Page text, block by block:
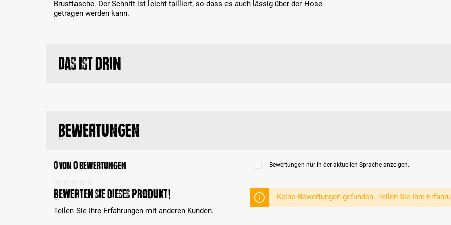
Brusttasche. Der Schnitt ist leicht tailliert, so dass es auch lässig über der Hose
getragen werden kann.
Das ist drin
Bewertungen
0 von 0 Bewertungen
Durchschnittliche Bewertung 0 von 5 Sternen
Bewerten Sie dieses Produkt!
Teilen Sie Ihre Erfahrungen mit anderen Kunden.
Bewertungen nur in der aktuellen Sprache anzeigen.
Keine Bewertungen gefunden. Teilen Sie Ihre